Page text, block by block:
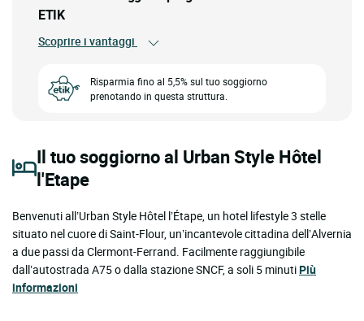
ETIK
Scoprire i vantaggi
Risparmia fino al 5,5% sul tuo soggiorno
prenotando in questa struttura.
Il tuo soggiorno al Urban Style Hôtel
l'Etape
Benvenuti all’Urban Style Hôtel l’Étape, un hotel lifestyle 3 stelle
situato nel cuore di Saint-Flour, un’incantevole cittadina dell’Alvernia
a due passi da Clermont-Ferrand. Facilmente raggiungibile
dall’autostrada A75 o dalla stazione SNCF, a soli 5 minutiPiù
informazioni